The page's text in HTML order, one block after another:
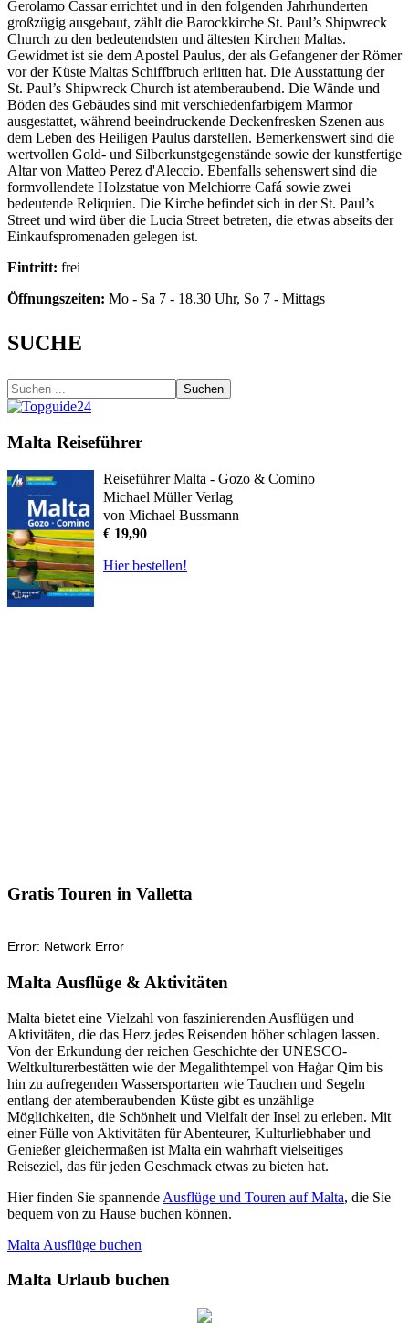
Gerolamo Cassar errichtet und in den folgenden Jahrhunderten
großzügig ausgebaut, zählt die Barockkirche St. Paul’s Shipwreck
Church zu den bedeutendsten und ältesten Kirchen Maltas.
Gewidmet ist sie dem Apostel Paulus, der als Gefangener der Römer
vor der Küste Maltas Schiffbruch erlitten hat. Die Ausstattung der
St. Paul’s Shipwreck Church ist atemberaubend. Die Wände und
Böden des Gebäudes sind mit verschiedenfarbigem Marmor
ausgestattet, während beeindruckende Deckenfresken Szenen aus
dem Leben des Heiligen Paulus darstellen. Bemerkenswert sind die
wertvollen Gold- und Silberkunstgegenstände sowie der kunstfertige
Altar von Matteo Perez d'Aleccio. Ebenfalls sehenswert sind die
formvollendete Holzstatue von Melchiorre Cafá sowie zwei
bedeutende Reliquien. Die Kirche befindet sich in der St. Paul’s
Street und wird über die Lucia Street betreten, die etwas abseits der
Einkaufspromenaden gelegen ist.
Eintritt: frei
Öffnungszeiten: Mo - Sa 7 - 18.30 Uhr, So 7 - Mittags
SUCHE
Suchen
Malta Reiseführer
Reiseführer Malta - Gozo & Comino
Michael Müller Verlag
von Michael Bussmann
€ 19,90
Hier bestellen!
Gratis Touren in Valletta
Malta Ausflüge & Aktivitäten
Malta bietet eine Vielzahl von faszinierenden Ausflügen und
Aktivitäten, die das Herz jedes Reisenden höher schlagen lassen.
Von der Erkundung der reichen Geschichte der UNESCO-
Weltkulturerbestätten wie der Megalithtempel von Ħaġar Qim bis
hin zu aufregenden Wassersportarten wie Tauchen und Segeln
entlang der atemberaubenden Küste gibt es unzählige
Möglichkeiten, die Schönheit und Vielfalt der Insel zu erleben. Mit
einer Fülle von Aktivitäten für Abenteurer, Kulturliebhaber und
Genießer gleichermaßen ist Malta ein wahrhaft vielseitiges
Reiseziel, das für jeden Geschmack etwas zu bieten hat.
Hier finden Sie spannende Ausflüge und Touren auf Malta, die Sie
bequem von zu Hause buchen können.
Malta Ausflüge buchen
Malta Urlaub buchen